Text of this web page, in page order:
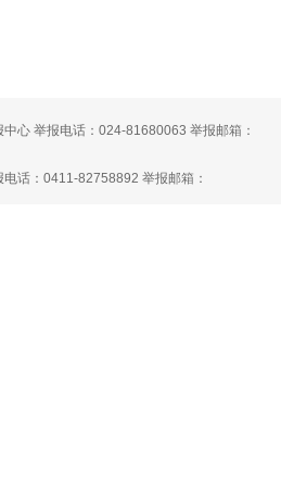
心 举报电话：024-81680063 举报邮箱：
话：0411-82758892 举报邮箱：